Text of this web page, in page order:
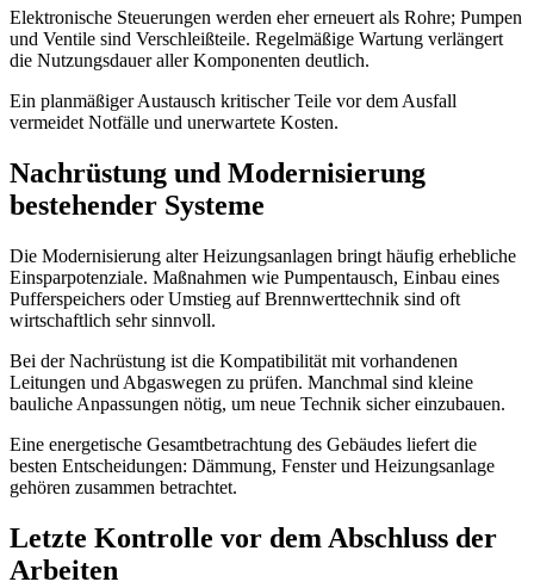
Elektronische Steuerungen werden eher erneuert als Rohre; Pumpen
und Ventile sind Verschleißteile. Regelmäßige Wartung verlängert
die Nutzungsdauer aller Komponenten deutlich.
Ein planmäßiger Austausch kritischer Teile vor dem Ausfall
vermeidet Notfälle und unerwartete Kosten.
Nachrüstung und Modernisierung
bestehender Systeme
Die Modernisierung alter Heizungsanlagen bringt häufig erhebliche
Einsparpotenziale. Maßnahmen wie Pumpentausch, Einbau eines
Pufferspeichers oder Umstieg auf Brennwerttechnik sind oft
wirtschaftlich sehr sinnvoll.
Bei der Nachrüstung ist die Kompatibilität mit vorhandenen
Leitungen und Abgaswegen zu prüfen. Manchmal sind kleine
bauliche Anpassungen nötig, um neue Technik sicher einzubauen.
Eine energetische Gesamtbetrachtung des Gebäudes liefert die
besten Entscheidungen: Dämmung, Fenster und Heizungsanlage
gehören zusammen betrachtet.
Letzte Kontrolle vor dem Abschluss der
Arbeiten